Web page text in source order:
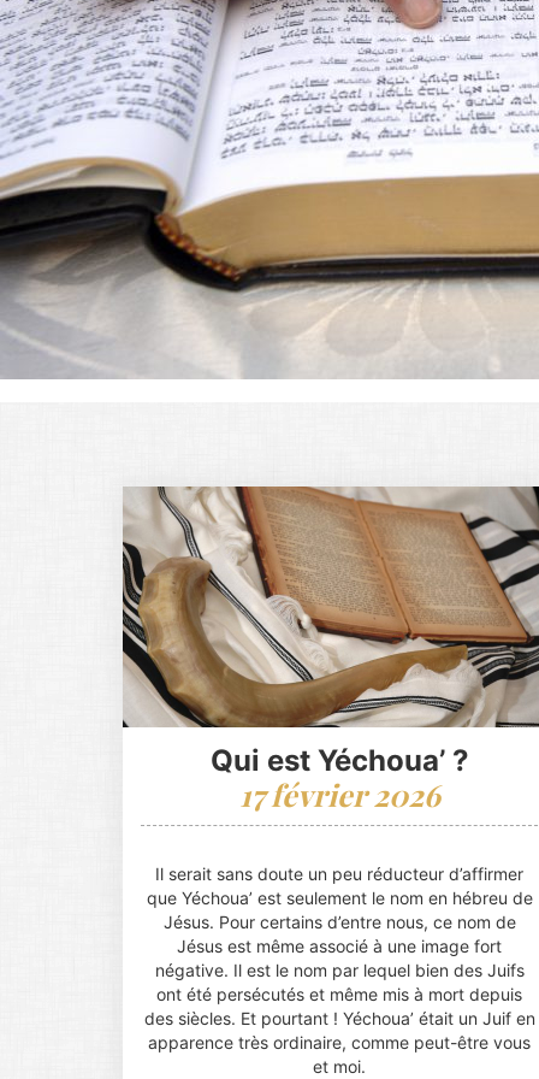
Qui est Yéchoua’ ?
17 février 2026
Il serait sans doute un peu réducteur d’affirmer
que Yéchoua’ est seulement le nom en hébreu de
Jésus. Pour certains d’entre nous, ce nom de
Jésus est même associé à une image fort
négative. Il est le nom par lequel bien des Juifs
ont été persécutés et même mis à mort depuis
des siècles. Et pourtant ! Yéchoua’ était un Juif en
apparence très ordinaire, comme peut-être vous
et moi.